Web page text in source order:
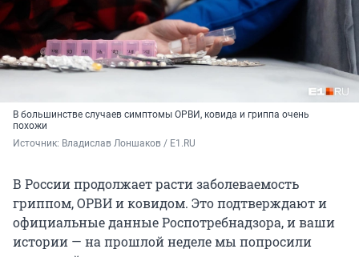
В большинстве случаев симптомы ОРВИ, ковида и гриппа очень
похожи
Источник: Владислав Лоншаков / E1.RU
В России продолжает расти заболеваемость
гриппом, ОРВИ и ковидом. Это подтверждают и
официальные данные Роспотребнадзора, и ваши
истории — на прошлой неделе мы попросили